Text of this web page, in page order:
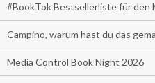
#BookTok Bestsellerliste für den
Campino, warum hast du das
Media Control Book Night 2026